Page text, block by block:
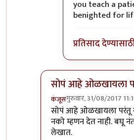
you teach a
benighted for
प्रतिसाद
सोपं आहे ओळखायला
कंजूसगुरुवार, 31/08/2017
In reply to))))) लक्षात
सोपं आहे ओळखायला परंतू
नको म्हणन देत नाही. बघू
लेखात.